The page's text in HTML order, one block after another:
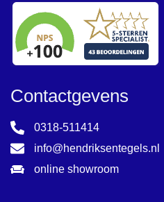
Contactgevens
0318-511414
info@hendriksentegels.nl
online showroom